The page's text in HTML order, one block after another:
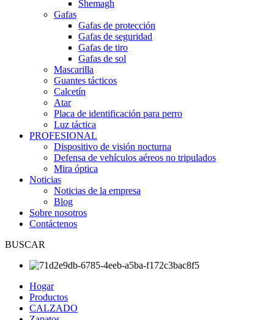
Shemagh
Gafas
Gafas de protección
Gafas de seguridad
Gafas de tiro
Gafas de sol
Mascarilla
Guantes tácticos
Calcetín
Atar
Placa de identificación para perro
Luz táctica
PROFESIONAL
Dispositivo de visión nocturna
Defensa de vehículos aéreos no tripulados
Mira óptica
Noticias
Noticias de la empresa
Blog
Sobre nosotros
Contáctenos
BUSCAR
Hogar
Productos
CALZADO